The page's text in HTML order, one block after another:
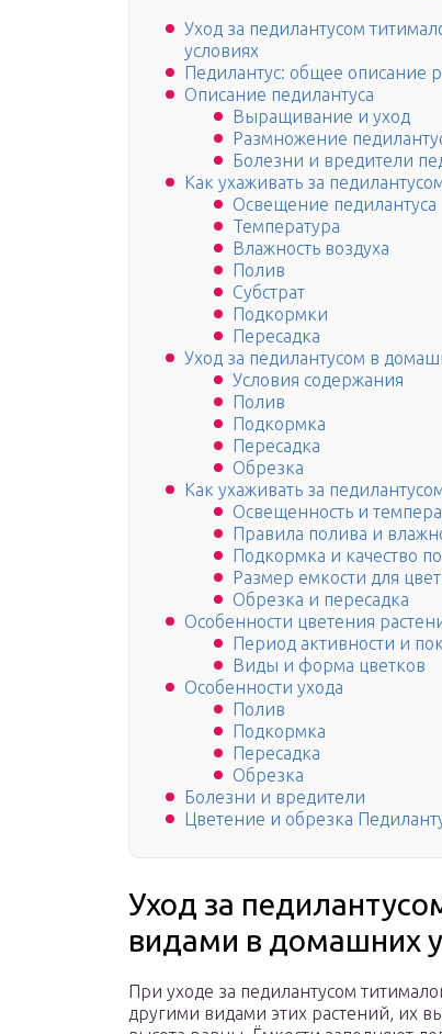
Уход за педилантусом
условиях
Педилантус: общее описание
Описание педилантуса
Выращивание и уход
Размножение
Болезни и вредители
Как ухаживать за
Освещение педилантуса
Температура
Влажность воздуха
Полив
Субстрат
Подкормки
Пересадка
Уход за педилантусом в
Условия содержания
Полив
Подкормка
Пересадка
Обрезка
Как ухаживать за
Освещенность и
Правила полива и
Подкормка и качество
Размер емкости для
Обрезка и пересадка
Особенности цветения
Период активности и
Виды и форма цветков
Особенности ухода
Полив
Подкормка
Пересадка
Обрезка
Болезни и вредители
Цветение и обрезка
Уход за
видами в домашних
При уходе за педилантусом
другими видами этих растений, их